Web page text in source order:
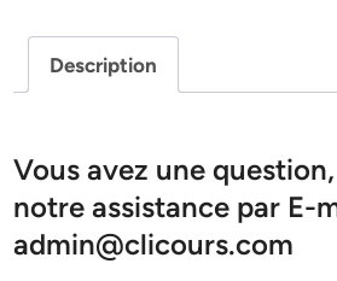
Description
Vous avez une
notre assistance par E-
admin@clicours.com